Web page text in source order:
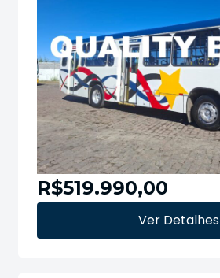
R$519.990,00
Ver Detalhes